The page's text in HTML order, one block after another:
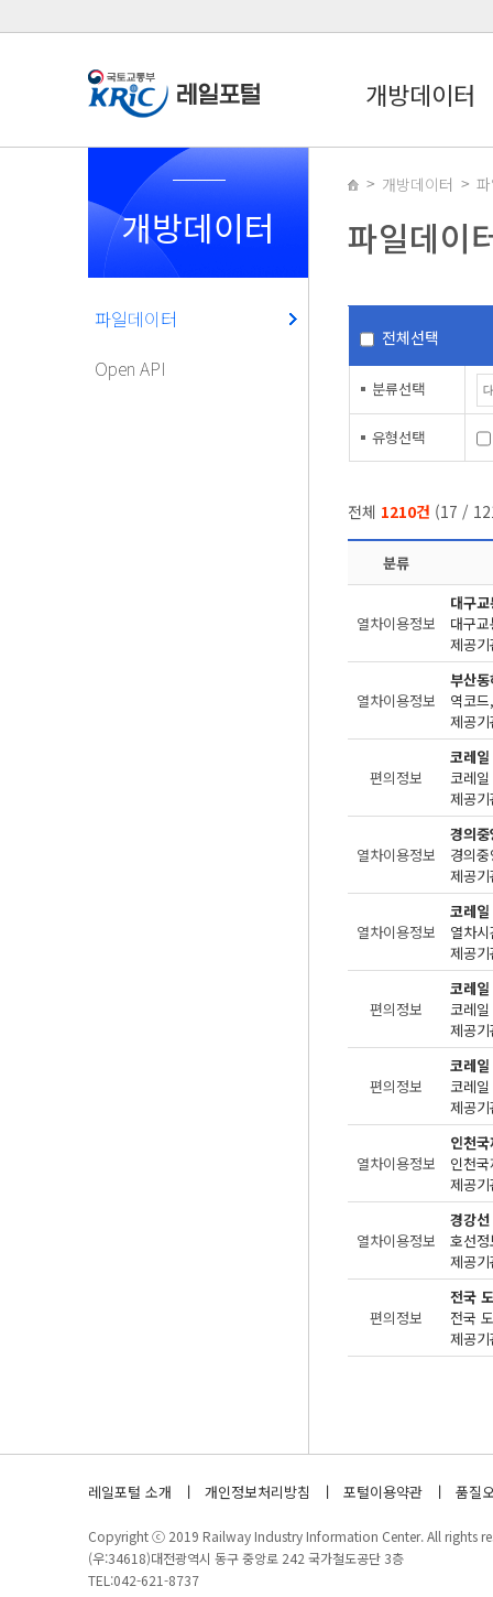
개방데이터
개방데이터
파일데이터
Open API
개방데이터
파일데이
전체선택
분류선택
유형선택
전체 1210건 (17 /
분류
열차이용정보
대구
대구
제공
열차이용정보
부산
역코
제공
편의정보
코레
제공
열차이용정보
경의
경의
제공
열차이용정보
코레
제공
편의정보
코레
제공
편의정보
코레
제공
열차이용정보
인천
제공
열차이용정보
경강
제공
편의정보
전국
제공
레일포털 소개 개인정보처리방침 포털이용약관 품질
Copyright ⓒ 2019 Railway Industry Information Center. All rights
(우:34618)대전광역시 동구 중앙로 242 국가철도공단 3층
TEL:042-621-8737